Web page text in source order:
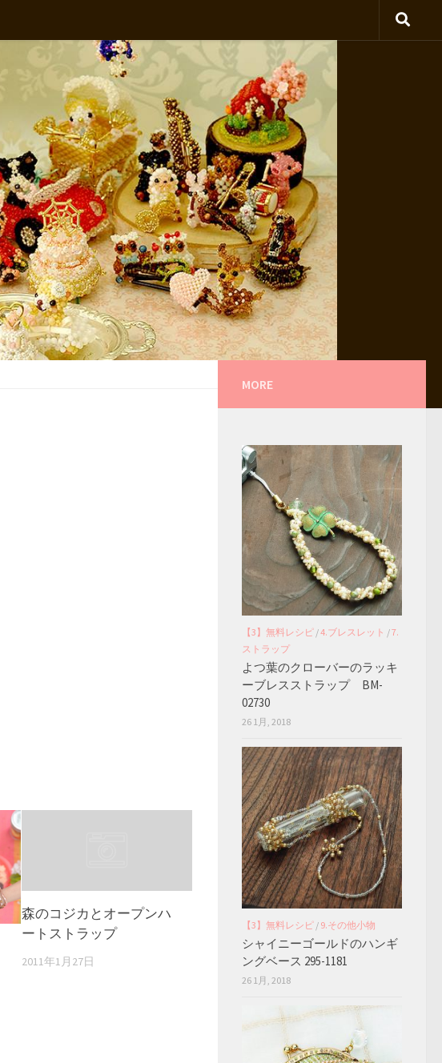
森のコジカとオープンハ
ートストラップ
2011年1月27日
MORE
【3】無料レシピ /4.ブレスレット /7.
ストラップ
よつ葉のクローバーのラッキ
ーブレスストラップ BM-
02730
26 1月, 2018
【3】無料レシピ / 9.その他小物
シャイニーゴールドのハンギ
ングベース 295-1181
26 1月, 2018